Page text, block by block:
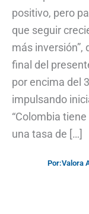
positivo, pero
que seguir
más inversión”,
final del
por encima del
impulsando
“Colombia
una tasa de […]
Por:Valora